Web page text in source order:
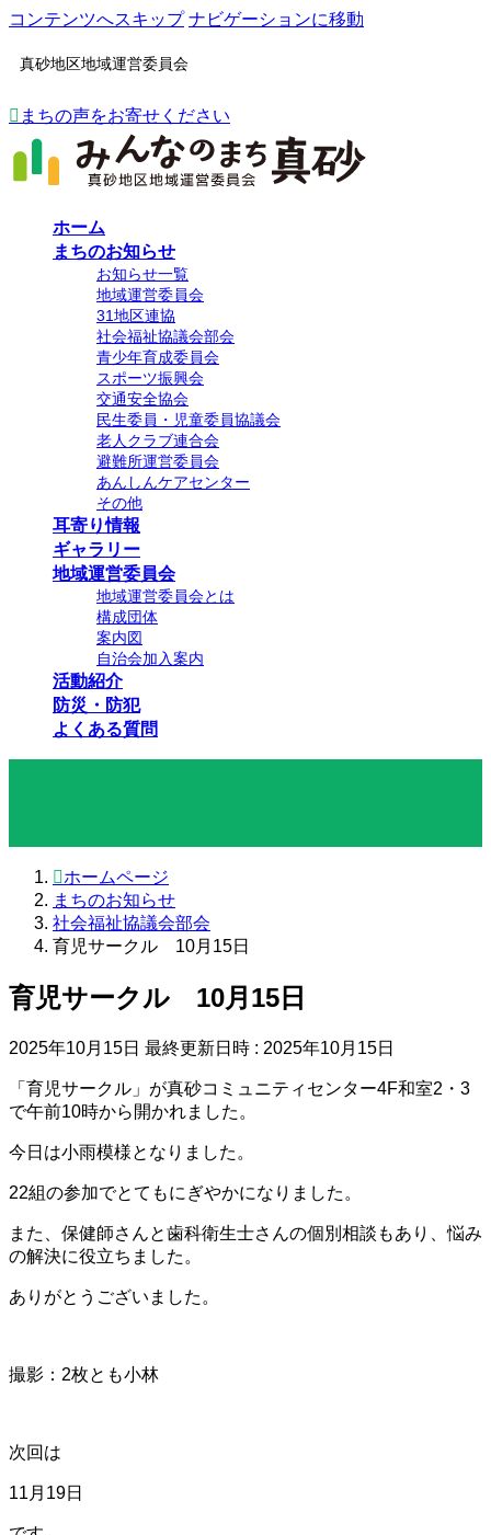
コンテンツへスキップ ナビゲーションに移動
真砂地区地域運営委員会
まちの声をお寄せください
ホーム
まちのお知らせ
お知らせ一覧
地域運営委員会
31地区連協
社会福祉協議会部会
青少年育成委員会
スポーツ振興会
交通安全協会
民生委員・児童委員協議会
老人クラブ連合会
避難所運営委員会
あんしんケアセンター
その他
耳寄り情報
ギャラリー
地域運営委員会
地域運営委員会とは
構成団体
案内図
自治会加入案内
活動紹介
防災・防犯
よくある質問
ホームページ
まちのお知らせ
社会福祉協議会部会
育児サークル 10月15日
育児サークル 10月15日
2025年10月15日 最終更新日時 : 2025年10月15日
「育児サークル」が真砂コミュニティセンター4F和室2・3
で午前10時から開かれました。
今日は小雨模様となりました。
22組の参加でとてもにぎやかになりました。
また、保健師さんと歯科衛生士さんの個別相談もあり、悩み
の解決に役立ちました。
ありがとうございました。
撮影：2枚とも小林
次回は
11月19日